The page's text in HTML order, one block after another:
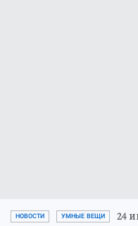
НОВОСТИ УМНЫЕ ВЕЩИ 24